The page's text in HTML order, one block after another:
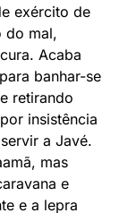
exército de
do mal,
Acaba
banhar-se
retirando
insistência
a Javé.
mas
e
e a lepra